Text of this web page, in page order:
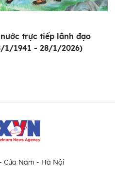
trực tiếp lãnh đạo
1/1941 - 28/1/2026)
Cửa Nam - Hà Nội